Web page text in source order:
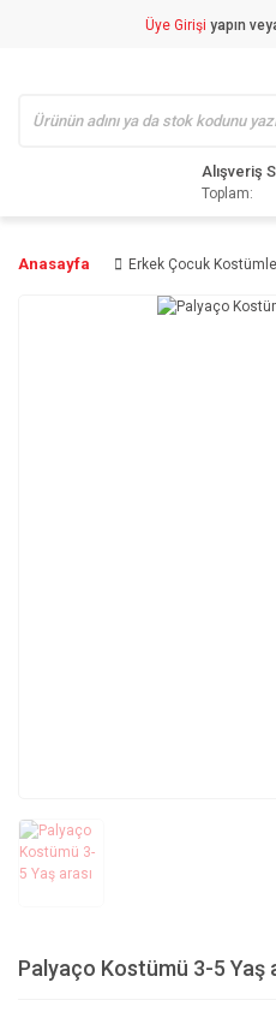
Üye Girişi yapın
Alışveriş
Toplam:
Anasayfa Erkek Çocuk
Palyaço Kostümü 3-5 Yaş